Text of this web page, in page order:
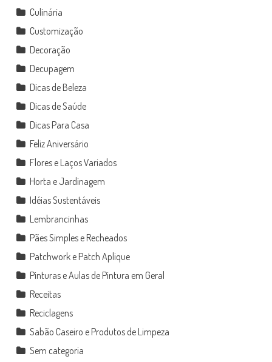
Culinária
Customização
Decoração
Decupagem
Dicas de Beleza
Dicas de Saúde
Dicas Para Casa
Feliz Aniversário
Flores e Laços Variados
Horta e Jardinagem
Idéias Sustentáveis
Lembrancinhas
Pães Simples e Recheados
Patchwork e Patch Aplique
Pinturas e Aulas de Pintura em Geral
Receitas
Reciclagens
Sabão Caseiro e Produtos de Limpeza
Sem categoria